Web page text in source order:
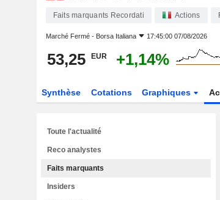
Faits marquants Recordati Actions
Marché Fermé - Borsa Italiana 17:45:00 07/08/2026
53,25 EUR +1,14%
Synthèse Cotations Graphiques
Toute l'actualité
Reco analystes
Faits marquants
Insiders